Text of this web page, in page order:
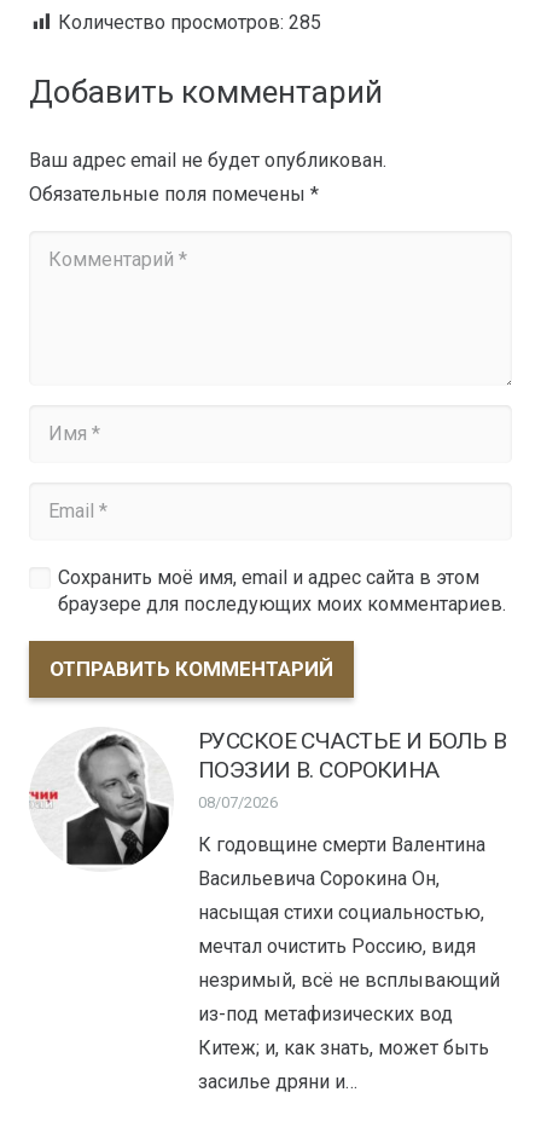
Количество просмотров: 285
Добавить комментарий
Ваш адрес email не будет опубликован.
Обязательные поля помечены *
Сохранить моё имя, email и адрес сайта в этом
браузере для последующих моих комментариев.
ОТПРАВИТЬ КОММЕНТАРИЙ
РУССКОЕ СЧАСТЬЕ И БОЛЬ В
ПОЭЗИИ В. СОРОКИНА
08/07/2026
К годовщине смерти Валентина
Васильевича Сорокина Он,
насыщая стихи социальностью,
мечтал очистить Россию, видя
незримый, всё не всплывающий
из-под метафизических вод
Китеж; и, как знать, может быть
засилье дряни и…